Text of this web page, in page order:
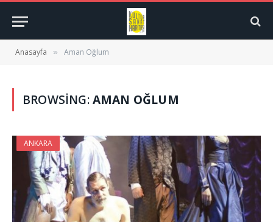
Anasayfa » Aman Oğlum
BROWSING:AMAN OĞLUM
ANKARA